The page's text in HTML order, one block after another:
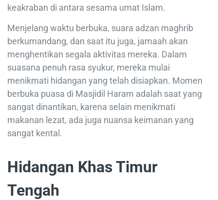
keakraban di antara sesama umat Islam.
Menjelang waktu berbuka, suara adzan maghrib
berkumandang, dan saat itu juga, jamaah akan
menghentikan segala aktivitas mereka. Dalam
suasana penuh rasa syukur, mereka mulai
menikmati hidangan yang telah disiapkan. Momen
berbuka puasa di Masjidil Haram adalah saat yang
sangat dinantikan, karena selain menikmati
makanan lezat, ada juga nuansa keimanan yang
sangat kental.
Hidangan Khas Timur
Tengah